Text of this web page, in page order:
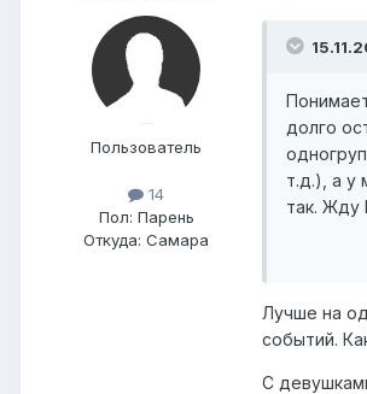
Пользователь
14
Пол: Парень
Откуда: Самара
долго
т.д.), а у
так. Жду
Лучше на
событий.
С